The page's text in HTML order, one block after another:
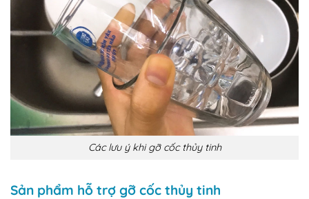
Các lưu ý khi gỡ cốc thủy tinh
Sản phẩm hỗ trợ gỡ cốc thủy tinh